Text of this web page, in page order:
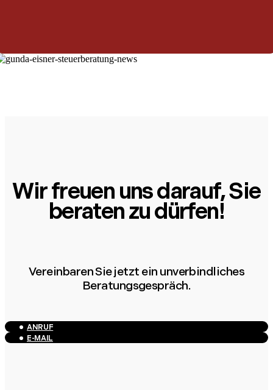
Wir freuen uns darauf, Sie
beraten zu dürfen!
Vereinbaren Sie jetzt ein unverbindliches
Beratungsgespräch.
ANRUF
E-MAIL